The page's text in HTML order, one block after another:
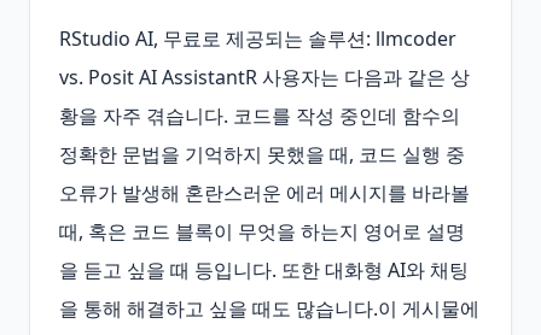
RStudio AI, 무료로 제공되는 솔루션: llmcoder
vs. Posit AI AssistantR 사용자는 다음과 같은 상
황을 자주 겪습니다. 코드를 작성 중인데 함수의
정확한 문법을 기억하지 못했을 때, 코드 실행 중
오류가 발생해 혼란스러운 에러 메시지를 바라볼
때, 혹은 코드 블록이 무엇을 하는지 영어로 설명
을 듣고 싶을 때 등입니다. 또한 대화형 AI와 채팅
을 통해 해결하고 싶을 때도 많습니다.이 게시물에